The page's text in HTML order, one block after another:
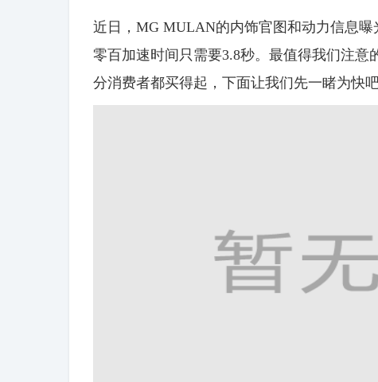
近日，MG MULAN的内饰官图和动力信息
零百加速时间只需要3.8秒。最值得我们注
分消费者都买得起，下面让我们先一睹为快吧